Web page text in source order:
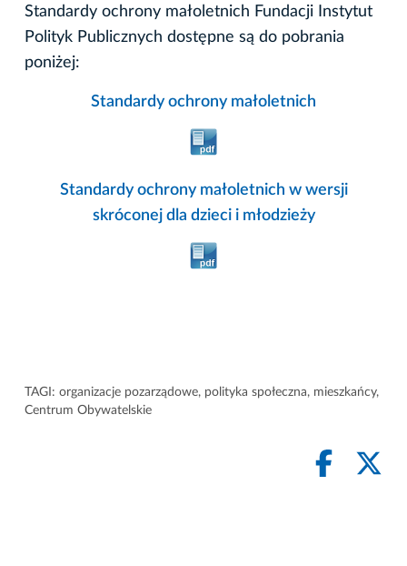
Standardy ochrony małoletnich Fundacji Instytut
Polityk Publicznych dostępne są do pobrania
poniżej:
Standardy ochrony małoletnich
Standardy ochrony małoletnich w wersji
skróconej dla dzieci i młodzieży
TAGI: organizacje pozarządowe, polityka społeczna, mieszkańcy,
Centrum Obywatelskie